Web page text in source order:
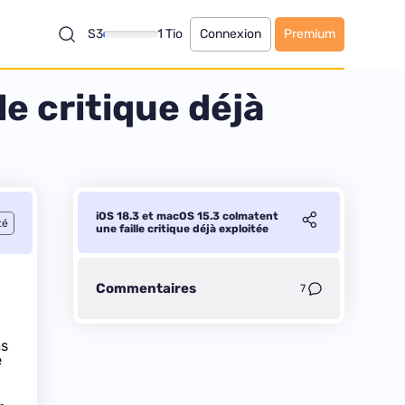
S3 1 Tio Connexion Premium
critique déjà
iOS 18.3 et macOS 15.3 colmatent
une faille critique déjà exploitée
Commentaires 7